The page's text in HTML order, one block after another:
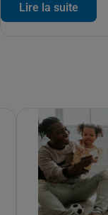
Lire la suite